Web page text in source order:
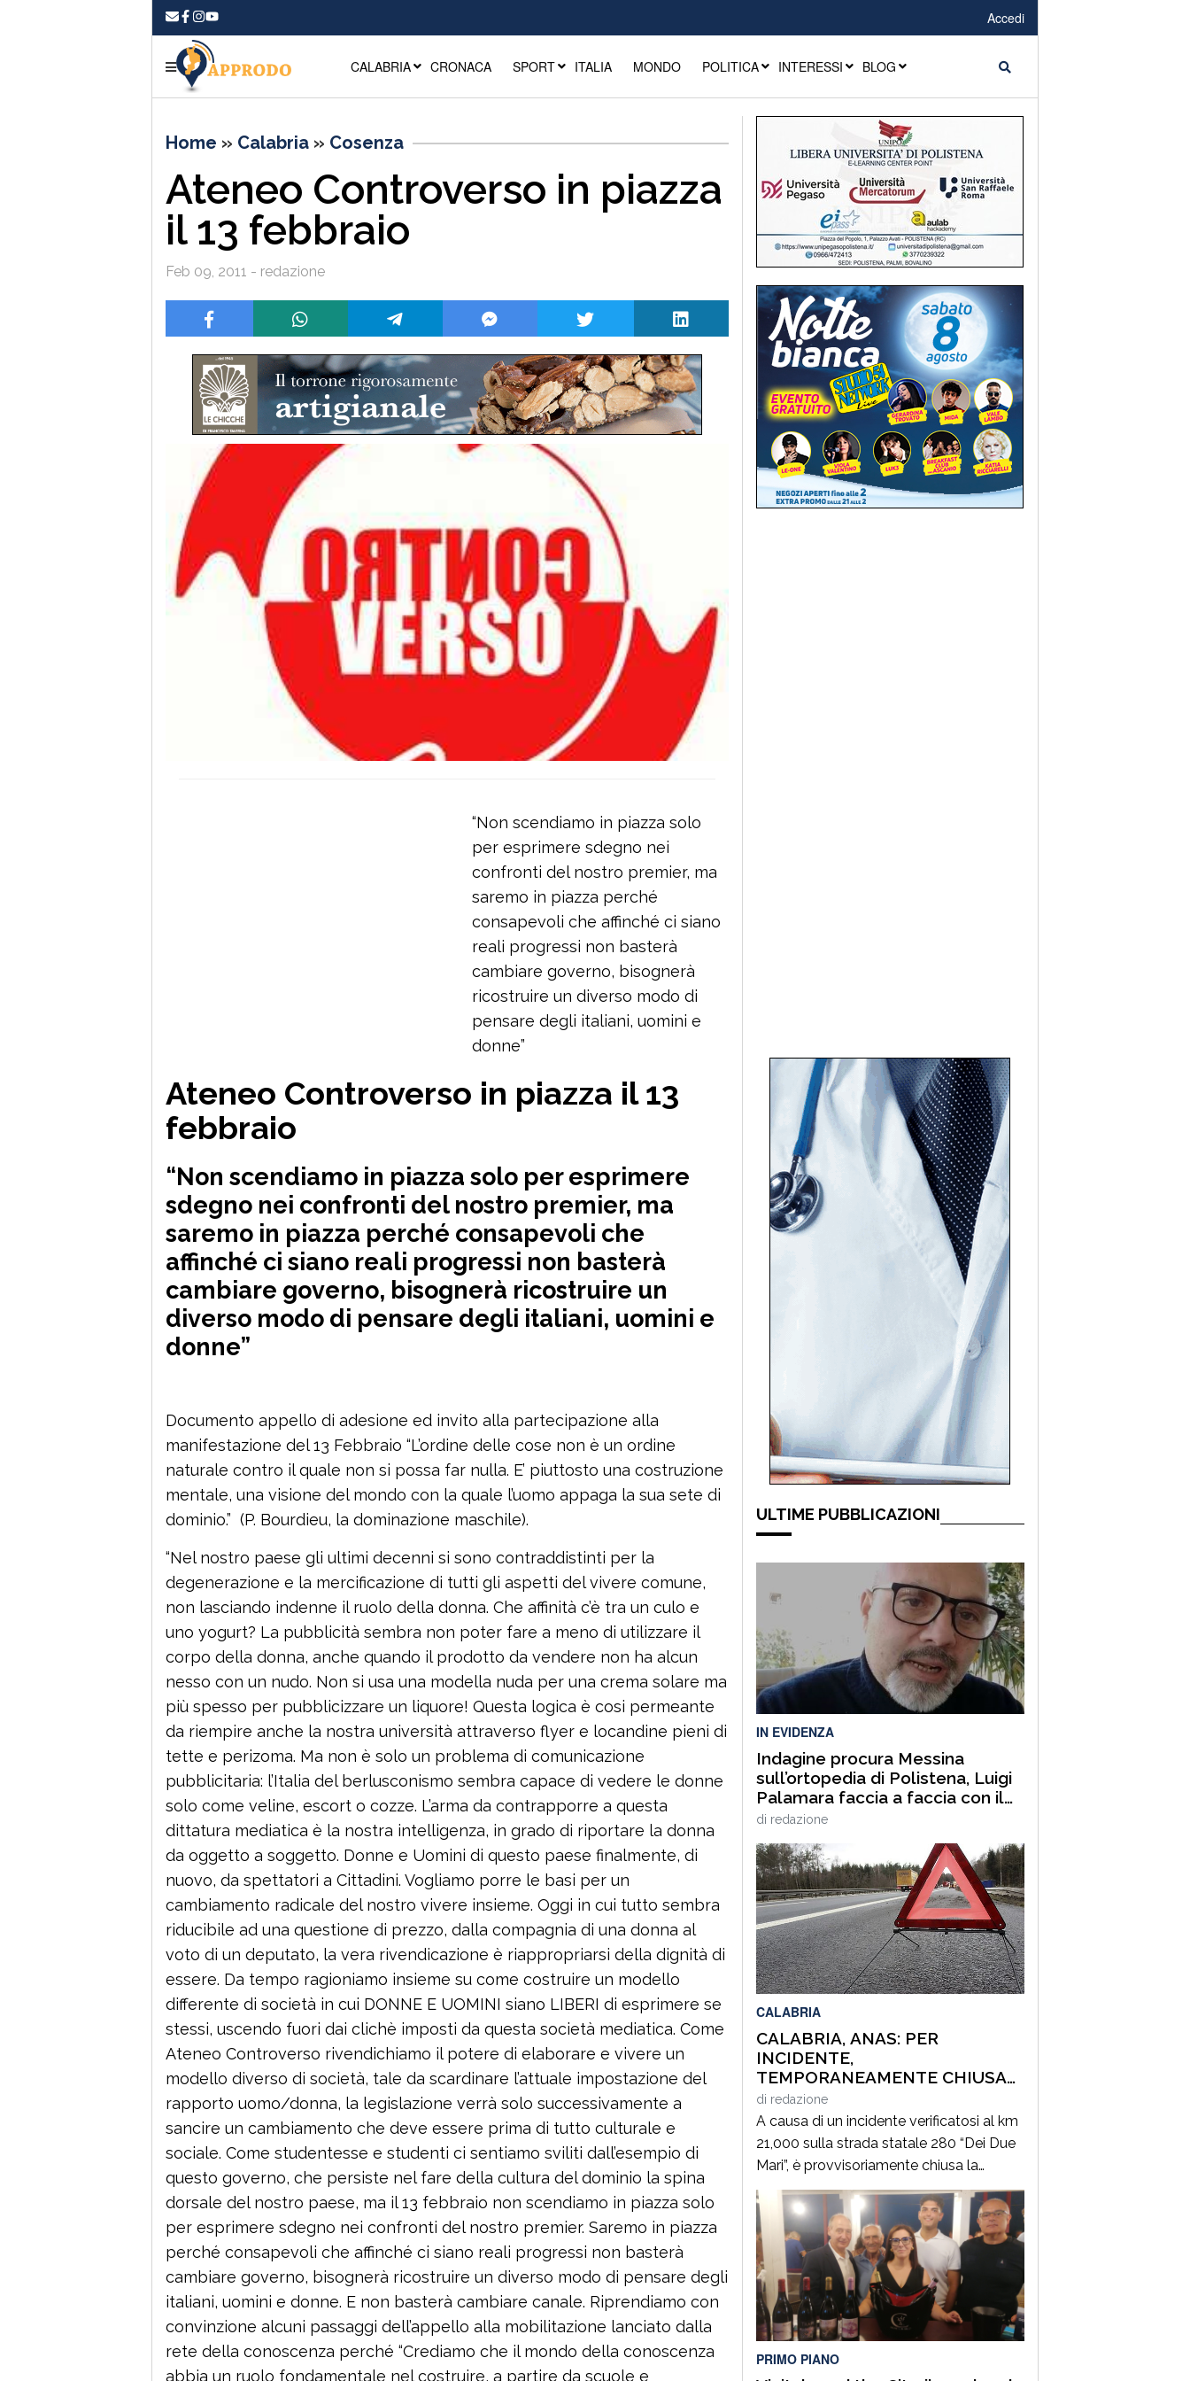
Accedi
CALABRIA CRONACA SPORT ITALIA MONDO POLITICA INTERESSI BLOG
Home » Calabria » Cosenza
Ateneo Controverso in piazza
il 13 febbraio
Feb 09, 2011 - redazione
“Non scendiamo in piazza solo
per esprimere sdegno nei
confronti del nostro premier, ma
saremo in piazza perché
consapevoli che affinché ci siano
reali progressi non basterà
cambiare governo, bisognerà
ricostruire un diverso modo di
pensare degli italiani, uomini e
donne”
Ateneo Controverso in piazza il 13
febbraio
“Non scendiamo in piazza solo per esprimere
sdegno nei confronti del nostro premier, ma
saremo in piazza perché consapevoli che
affinché ci siano reali progressi non basterà
cambiare governo, bisognerà ricostruire un
diverso modo di pensare degli italiani, uomini e
donne”
Documento appello di adesione ed invito alla partecipazione alla
manifestazione del 13 Febbraio “L’ordine delle cose non è un ordine
naturale contro il quale non si possa far nulla. E’ piuttosto una costruzione
mentale, una visione del mondo con la quale l’uomo appaga la sua sete di
dominio.” (P. Bourdieu, la dominazione maschile).
“Nel nostro paese gli ultimi decenni si sono contraddistinti per la
degenerazione e la mercificazione di tutti gli aspetti del vivere comune,
non lasciando indenne il ruolo della donna. Che affinità c’è tra un culo e
uno yogurt? La pubblicità sembra non poter fare a meno di utilizzare il
corpo della donna, anche quando il prodotto da vendere non ha alcun
nesso con un nudo. Non si usa una modella nuda per una crema solare ma
più spesso per pubblicizzare un liquore! Questa logica è cosi permeante
da riempire anche la nostra università attraverso flyer e locandine pieni di
tette e perizoma. Ma non è solo un problema di comunicazione
pubblicitaria: l’Italia del berlusconismo sembra capace di vedere le donne
solo come veline, escort o cozze. L’arma da contrapporre a questa
dittatura mediatica è la nostra intelligenza, in grado di riportare la donna
da oggetto a soggetto. Donne e Uomini di questo paese finalmente, di
nuovo, da spettatori a Cittadini. Vogliamo porre le basi per un
cambiamento radicale del nostro vivere insieme. Oggi in cui tutto sembra
riducibile ad una questione di prezzo, dalla compagnia di una donna al
voto di un deputato, la vera rivendicazione è riappropriarsi della dignità di
essere. Da tempo ragioniamo insieme su come costruire un modello
differente di società in cui DONNE E UOMINI siano LIBERI di esprimere se
stessi, uscendo fuori dai clichè imposti da questa società mediatica. Come
Ateneo Controverso rivendichiamo il potere di elaborare e vivere un
modello diverso di società, tale da scardinare l’attuale impostazione del
rapporto uomo/donna, la legislazione verrà solo successivamente a
sancire un cambiamento che deve essere prima di tutto culturale e
sociale. Come studentesse e studenti ci sentiamo sviliti dall’esempio di
questo governo, che persiste nel fare della cultura del dominio la spina
dorsale del nostro paese, ma il 13 febbraio non scendiamo in piazza solo
per esprimere sdegno nei confronti del nostro premier. Saremo in piazza
perché consapevoli che affinché ci siano reali progressi non basterà
cambiare governo, bisognerà ricostruire un diverso modo di pensare degli
italiani, uomini e donne. E non basterà cambiare canale. Riprendiamo con
convinzione alcuni passaggi dell’appello alla mobilitazione lanciato dalla
rete della conoscenza perché “Crediamo che il mondo della conoscenza
abbia un ruolo fondamentale nel costruire, a partire da scuole e
ULTIME PUBBLICAZIONI
IN EVIDENZA
Indagine procura Messina
sull’ortopedia di Polistena, Luigi
Palamara faccia a faccia con il
nostro direttore Luigi Longo.
di redazione
CALABRIA
CALABRIA, ANAS: PER
INCIDENTE,
TEMPORANEAMENTE CHIUSA
LA CARREGGIATA SULLA SS280
“DEI DUE MARI”, IN DIREZIONE
LAMEZIA TERME
di redazione
A causa di un incidente verificatosi al km
21,000 sulla strada statale 280 “Dei Due
Mari”, è provvisoriamente chiusa la
carreggiata in direzione Lamezia Terme a
Marcellinara (CZ). Il sinistro, le cui cause
sono in corso di accertamento, ha
coinvolto un mezzo pesante e un
veicolo leggero provocando il ferimento
di cinque persone. Il traffico […]
PRIMO PIANO